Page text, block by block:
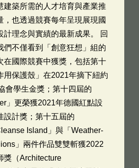
建築所需的人才培育與產業推
，也透過競賽每年呈現展現國
計理念與實績的最新成果。 回
們不僅看到「創意狂想」組的
在國際競賽中獲獎，包括第十
用保護殼」在2021年摘下紐約
會學生金獎；第十四屆的
」更榮獲2021年德國紅點設
設計獎；第十五屆的
Island」與「Weather-
」兩件作品雙雙斬獲2022
獎（Architecture